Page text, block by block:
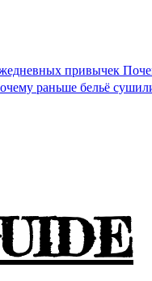
привычек
раньше бельё